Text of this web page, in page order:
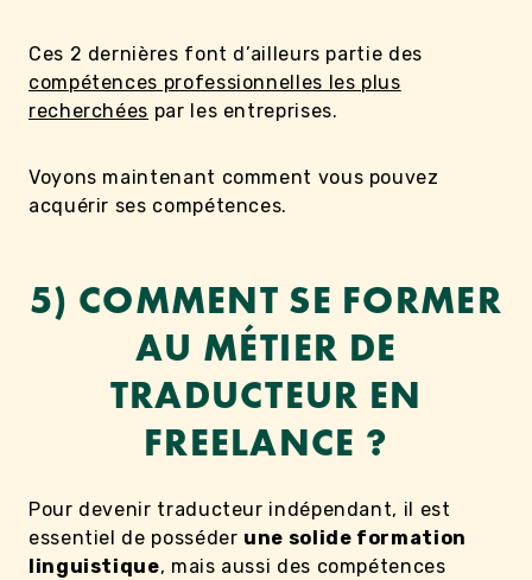
Ces 2 dernières font d’ailleurs partie des
compétences professionnelles les plus
recherchées par les entreprises.
Voyons maintenant comment vous pouvez
acquérir ses compétences.
5) COMMENT SE FORMER
AU MÉTIER DE
TRADUCTEUR EN
FREELANCE ?
Pour devenir traducteur indépendant, il est
essentiel de posséder une solide formation
linguistique, mais aussi des compétences